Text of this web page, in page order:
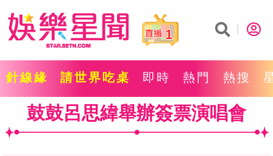
1
針線緣 請世界吃桌 即時 熱門 熱搜
鼓鼓呂思緯舉辦簽票演唱會